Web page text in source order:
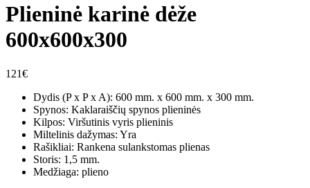
Plieninė karinė dėže
600х600х300
121€
Dydis (P x P x A): 600 mm. x 600 mm. x 300 mm.
Spynos: Kaklaraiščių spynos plieninės
Kilpos: Viršutinis vyris plieninis
Miltelinis dažymas: Yra
Rašikliai: Rankena sulankstomas plienas
Storis: 1,5 mm.
Medžiaga: plieno